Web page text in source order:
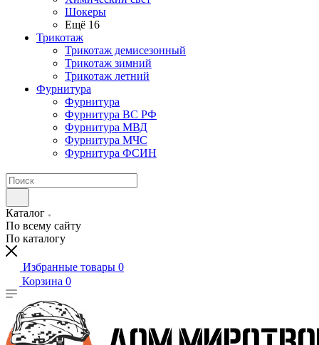
Шокеры
Ещё 16
Трикотаж
Трикотаж демисезонный
Трикотаж зимний
Трикотаж летний
Фурнитура
Фурнитура
Фурнитура ВС РФ
Фурнитура МВД
Фурнитура МЧС
Фурнитура ФСИН
Каталог
По всему сайту
По каталогу
Избранные товары 0
Корзина 0